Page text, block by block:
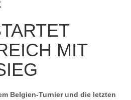
MIT
Belgien-Turnier und die letzten